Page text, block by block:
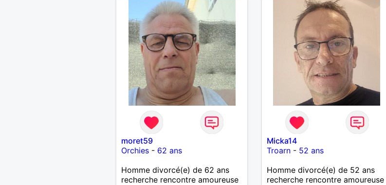
moret59
Orchies- 62 ans
Homme divorcé(e) de 62 ans
recherche rencontre amoureuse
Micka14
Troarn- 52 ans
Homme divorcé(e) de 52 ans
recherche rencontre amoureuse